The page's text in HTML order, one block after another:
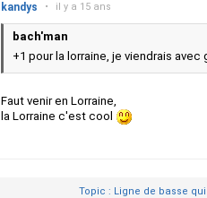
kandys • il y a 15 ans
bach'man
+1 pour la lorraine, je viendrais avec
Faut venir en Lorraine,
la Lorraine c'est cool
Topic : Ligne de basse